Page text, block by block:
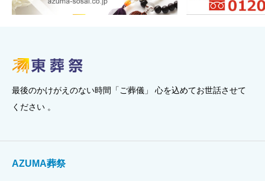
最後のかけがえのない時間「ご葬儀」 心を込めてお世話させて
ください 。
AZUMA葬祭